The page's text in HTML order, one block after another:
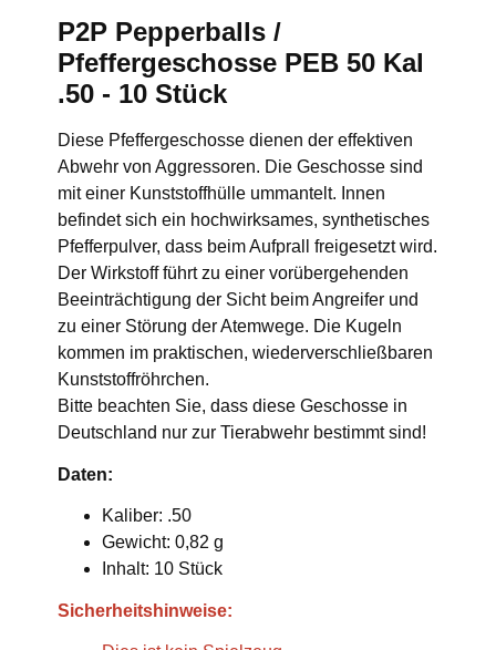
P2P Pepperballs /
Pfeffergeschosse PEB 50 Kal
.50 - 10 Stück
Diese Pfeffergeschosse dienen der effektiven
Abwehr von Aggressoren. Die Geschosse sind
mit einer Kunststoffhülle ummantelt. Innen
befindet sich ein hochwirksames, synthetisches
Pfefferpulver, dass beim Aufprall freigesetzt wird.
Der Wirkstoff führt zu einer vorübergehenden
Beeinträchtigung der Sicht beim Angreifer und
zu einer Störung der Atemwege. Die Kugeln
kommen im praktischen, wiederverschließbaren
Kunststoffröhrchen.
Bitte beachten Sie, dass diese Geschosse in
Deutschland nur zur Tierabwehr bestimmt sind!
Daten:
Kaliber: .50
Gewicht: 0,82 g
Inhalt: 10 Stück
Sicherheitshinweise: